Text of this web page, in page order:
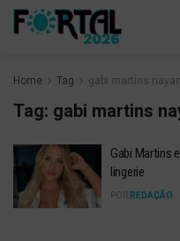
Home Tag gabi martins
Tag: gabi martins
Gabi Martins
lingerie
POR REDAÇÃO